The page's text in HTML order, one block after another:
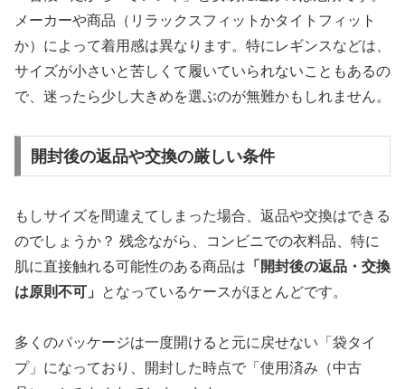
メーカーや商品（リラックスフィットかタイトフィット
か）によって着用感は異なります。特にレギンスなどは、
サイズが小さいと苦しくて履いていられないこともあるの
で、迷ったら少し大きめを選ぶのが無難かもしれません。
開封後の返品や交換の厳しい条件
もしサイズを間違えてしまった場合、返品や交換はできる
のでしょうか？ 残念ながら、コンビニでの衣料品、特に
肌に直接触れる可能性のある商品は 「開封後の返品・交換
は原則不可」
となっているケースがほとんどです。
多くのパッケージは一度開けると元に戻せない「袋タイ
プ」になっており、
開封した時点で「使用済み（中古